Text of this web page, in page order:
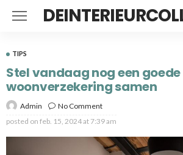
TIPS
Stel vandaag nog een goede
woonverzekering samen
Admin
No Comment
posted on feb. 15, 2024 at 7:39 am